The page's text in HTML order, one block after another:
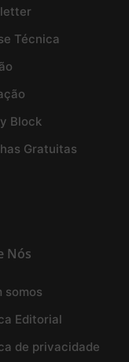
Técnica
Block
Gratuitas
Nós
somos
Editorial
de privacidade